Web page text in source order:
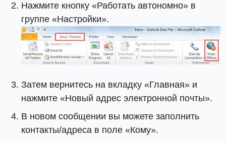
Нажмите кнопку «Работать автономно» в
группе «Настройки».
Затем вернитесь на вкладку «Главная» и
нажмите «Новый адрес электронной почты».
В новом сообщении вы можете заполнить
контакты/адреса в поле «Кому».